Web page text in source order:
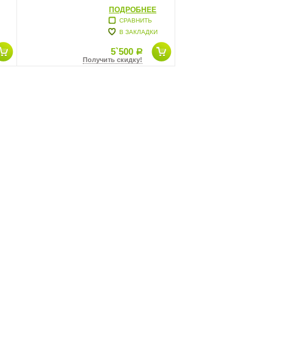
маркерами,
ПОДРОБНЕЕ
СРАВНИТЬ
В ЗАКЛАДКИ
5`500 Р
Получить скидку!